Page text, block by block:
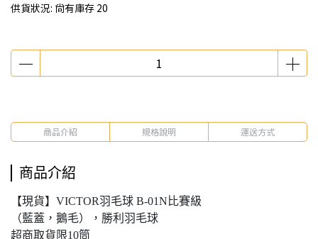
供貨狀況: 尚有庫存 20
商品介紹 規格說明 運送方式
商品介紹
【現貨】VICTOR羽毛球 B-01N比賽級
（藍蓋，鵝毛），勝利羽毛球
超商取貨限10筒